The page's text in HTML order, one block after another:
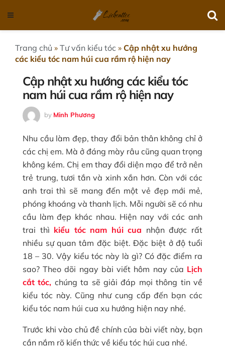
Trang chủ » Tư vấn kiểu tóc » Cập nhật xu hướng
các kiểu tóc nam húi cua rầm rộ hiện nay
Cập nhật xu hướng các kiểu tóc
nam húi cua rầm rộ hiện nay
by Minh Phương
Nhu cầu làm đẹp, thay đổi bản thân không chỉ ở
các chị em. Mà ở đáng mày râu cũng quan trọng
không kém. Chị em thay đổi diện mạo để trở nên
trẻ trung, tươi tắn và xinh xắn hơn. Còn với các
anh trai thì sẽ mang đến một vẻ đẹp mới mẻ,
phóng khoáng và thanh lịch. Mỗi người sẽ có nhu
cầu làm đẹp khác nhau. Hiện nay với các anh
trai thì kiểu tóc nam húi cua nhận được rất
nhiều sự quan tâm đặc biệt. Đặc biệt ở độ tuổi
18 – 30. Vậy kiểu tóc này là gì? Có đặc điểm ra
sao? Theo dõi ngay bài viết hôm nay của Lịch
cắt tóc, chúng ta sẽ giải đáp mọi thông tin về
kiểu tóc này. Cũng như cung cấp đến bạn các
kiểu tóc nam húi cua xu hướng hiện nay nhé.
Trước khi vào chủ đề chính của bài viết này, bạn
cần nắm rõ kiến thức về kiểu tóc húi cua nhé.